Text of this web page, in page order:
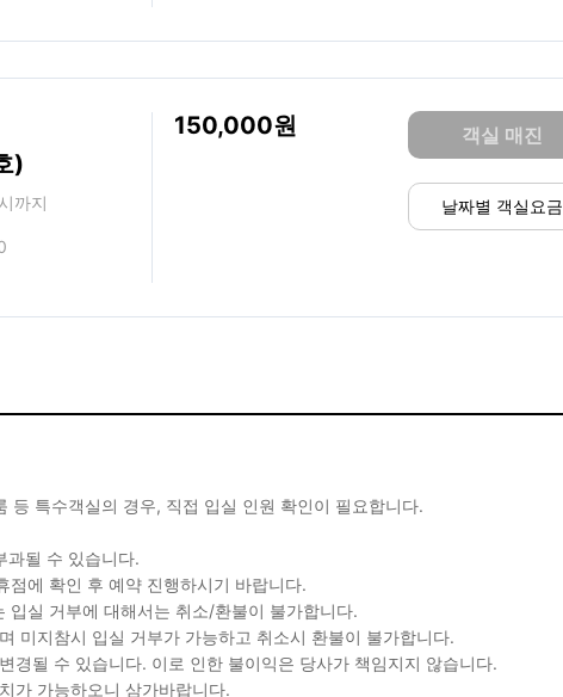
)
까지
150,000 객실 매진
날짜별 객실요금
등 특수객실의 경우, 직접 입실 인원 확인이 필요합니다.
과될 수 있습니다.
점에 확인 후 예약 진행하시기 바랍니다.
입실 거부에 대해서는 취소/환불이 불가합니다.
미지참시 입실 거부가 가능하고 취소시 환불이 불가합니다.
경될 수 있습니다. 이로 인한 불이익은 당사가 책임지지 않습니다.
가 가능하오니 삼가바랍니다.